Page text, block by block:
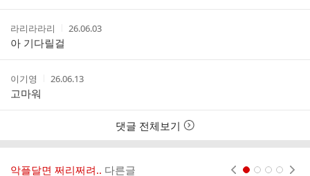
작
성
자
라리라라리
작
간
26.06.03
아 기다릴걸
작
성
자
이기영
작
간
26.06.13
고마워
댓글 전체보기
악플달면 쩌리쩌려.. 다른글